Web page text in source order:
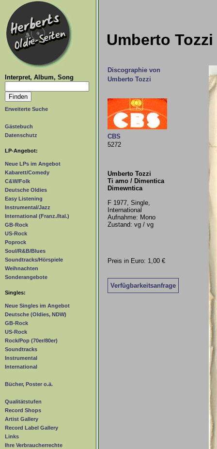
Interpret, Album, Song
Erweiterte Suche
Gästebuch
Datenschutz
LP-Angebot:
Neue LPs im Angebot
Kabarett/Comedy
C&W/Folk
Deutsche Oldies
Easy Listening
Instrumental/Jazz
International (Franz./Ital.)
GB-Rock
US-Rock
Poprock
Soul/R&B/Blues
Soundtracks/Hörspiele
Weihnachten
Sonderangebote
Singles:
Neue Singles im Angebot
Deutsche (Oldies, NDW)
GB-Rock
US-Rock
Rock/Pop (70er/80er)
Soundtracks
Instrumental
International
Bücher, Poster o.ä.
Qualitätstufen
Record Shops
Artist Gallery
Record Label Gallery
Links
Ihre Verbraucherrechte
Umberto
Discographie von
Umberto Tozzi
CBS
5272
Umberto Tozzi
Ti amo / Dimentica
Dimewntica
F 1977, Single,
International
Aufnahme: Mono
Zustand: vg / vg
Preis in Euro: 1,00 €
Verfügbarkeitsanfrage